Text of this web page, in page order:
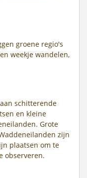
groene regio's
weekje wandelen,
schitterende
en kleine
Grote
zijn
plaatsen om te
observeren.